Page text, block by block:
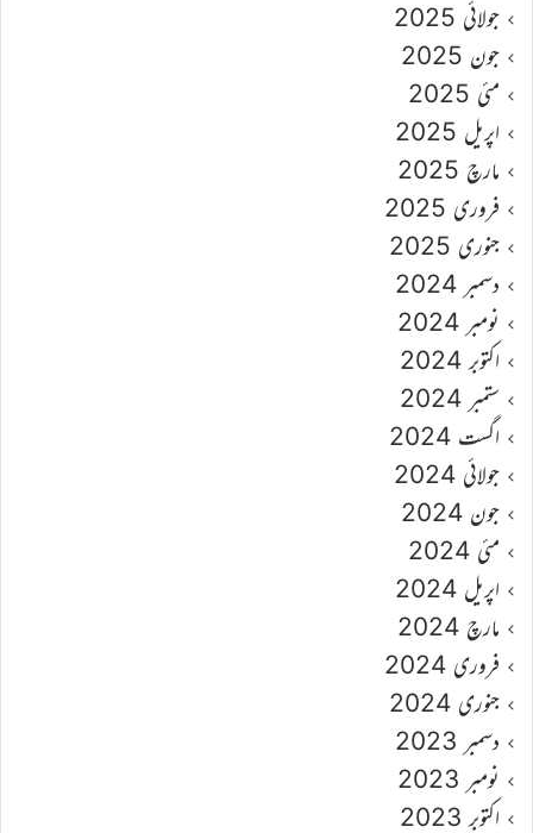
جولائی 2025
جون 2025
مئی 2025
اپریل 2025
مارچ 2025
فروری 2025
جنوری 2025
دسمبر 2024
نومبر 2024
اکتوبر 2024
ستمبر 2024
اگست 2024
جولائی 2024
جون 2024
مئی 2024
اپریل 2024
مارچ 2024
فروری 2024
جنوری 2024
دسمبر 2023
نومبر 2023
اکتوبر 2023